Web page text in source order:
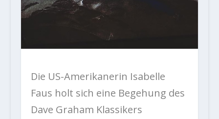
Die US-Amerikanerin Isabelle
Faus holt sich eine Begehung des
Dave Graham Klassikers